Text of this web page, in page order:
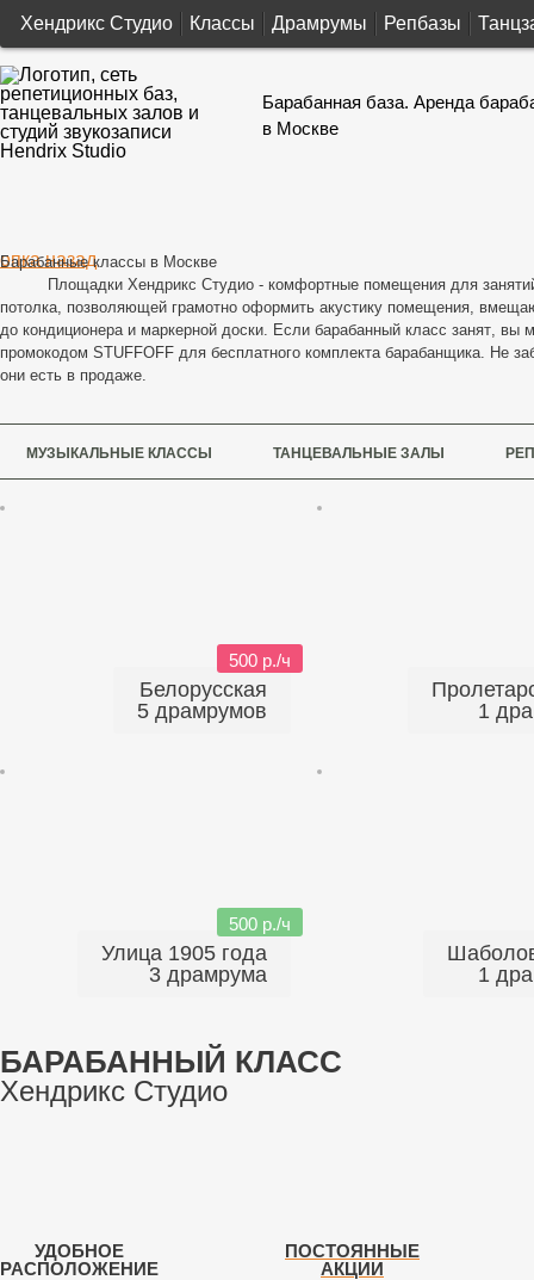
Хендрикс Студио Классы Драмрумы Репбазы
Барабанная база. Аренда
в Москве
Барабанные классы в Москве
ПлощадкиХендрикс Студио - комфортные помещения для
потолка, позволяющей грамотно оформить акустику помещения,
до кондиционера и маркерной доски. Если барабанный класс занят, вы
промокодом STUFFOFF для бесплатного комплектабарабанщика. Не
они есть в продаже.
МУЗЫКАЛЬНЫЕ КЛАССЫ ТАНЦЕВАЛЬНЫЕ ЗАЛЫ
500 р./ч
Белорусская
5 драмрумов
1
500 р./ч
Улица 1905 года
3 драмрума
1
БАРАБАННЫЙ КЛАСС
Хендрикс Студио
УДОБНОЕ
РАСПОЛОЖЕНИЕ
ПОСТОЯННЫЕ
АКЦИИ